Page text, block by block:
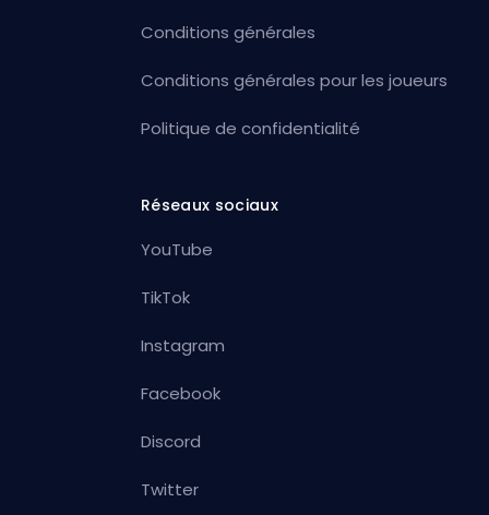
Conditions générales
Conditions générales pour les joueurs
Politique de confidentialité
Réseaux sociaux
YouTube
TikTok
Instagram
Facebook
Discord
Twitter